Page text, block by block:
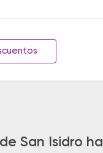
San Isidro